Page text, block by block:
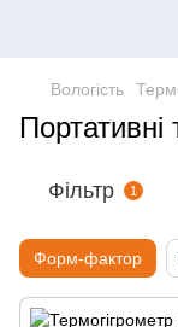
Вологість
Портативні
Фільтр 1
Форм-фактор